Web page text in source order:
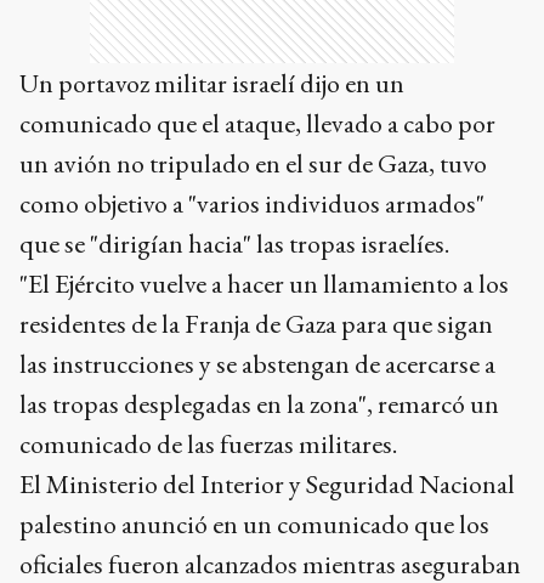
Un portavoz militar israelí dijo en un
comunicado que el ataque, llevado a cabo por
un avión no tripulado en el sur de Gaza, tuvo
como objetivo a "varios individuos armados"
que se "dirigían hacia" las tropas israelíes.
"El Ejército vuelve a hacer un llamamiento a los
residentes de la Franja de Gaza para que sigan
las instrucciones y se abstengan de acercarse a
las tropas desplegadas en la zona", remarcó un
comunicado de las fuerzas militares.
El Ministerio del Interior y Seguridad Nacional
palestino anunció en un comunicado que los
oficiales fueron alcanzados mientras aseguraban